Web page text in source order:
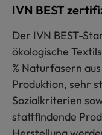
IVN BEST
Der IVN BEST-
ökologische
% Naturfasern
Produktion, sehr
Sozialkriterien
stattfindende